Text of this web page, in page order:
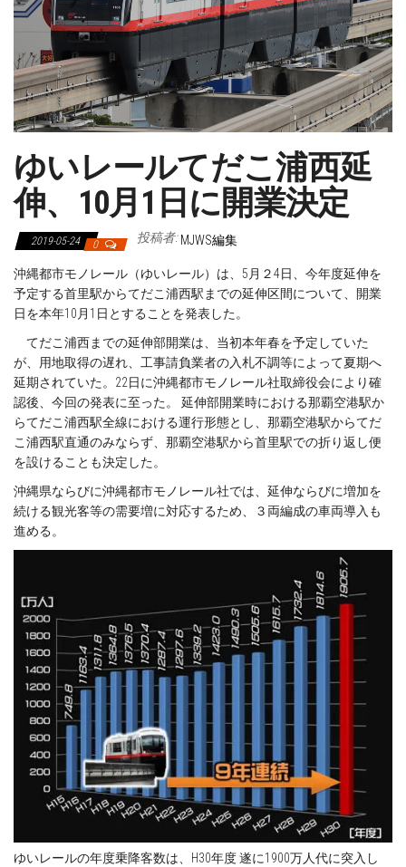
ゆいレールてだこ浦西延
伸、10月1日に開業決定
2019-05-24 0 投稿者: MJWS編集
沖縄都市モノレール（ゆいレール）は、5月２4日、今年度延伸を
予定する首里駅からてだこ浦西駅までの延伸区間について、開業
日を本年10月1日とすることを発表した。
てだこ浦西までの延伸部開業は、当初本年春を予定していた
が、用地取得の遅れ、工事請負業者の入札不調等によって夏期へ
延期されていた。22日に沖縄都市モノレール社取締役会により確
認後、今回の発表に至った。 延伸部開業時における那覇空港駅か
らてだこ浦西駅全線における運行形態とし、那覇空港駅からてだ
こ浦西駅直通のみならず、那覇空港駅から首里駅での折り返し便
を設けることも決定した。
沖縄県ならびに沖縄都市モノレール社では、延伸ならびに増加を
続ける観光客等の需要増に対応するため、３両編成の車両導入も
進める。
ゆいレールの年度乗降客数は、H30年度 遂に1900万人代に突入し